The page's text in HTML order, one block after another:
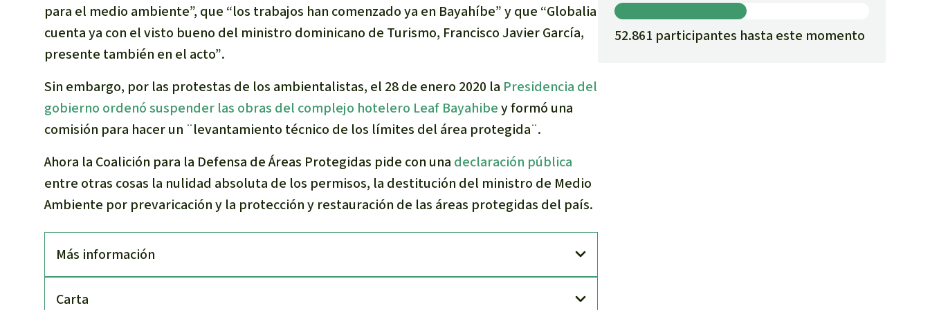
para el medio ambiente”, que “los trabajos han comenzado ya en Bayahíbe”y que “Globalia
cuenta ya con el visto bueno del ministro dominicano de Turismo, Francisco Javier García,
presente también en el acto”.
Sin embargo, por las protestas de los ambientalistas, el 28 de enero 2020 la Presidencia del
gobierno ordenó suspender las obras del complejo hotelero Leaf Bayahibey formó una
comisión para hacer un ¨levantamiento técnico de los límites del área protegida¨.
Ahora la Coalición para la Defensa de Áreas Protegidas pide con una declaración pública
entre otras cosas la nulidad absoluta de los permisos, la destitución del ministro de Medio
Ambiente por prevaricación y la protección y restauración de las áreas protegidas del país.
Más información
Carta
52.861 participantes hasta este momento